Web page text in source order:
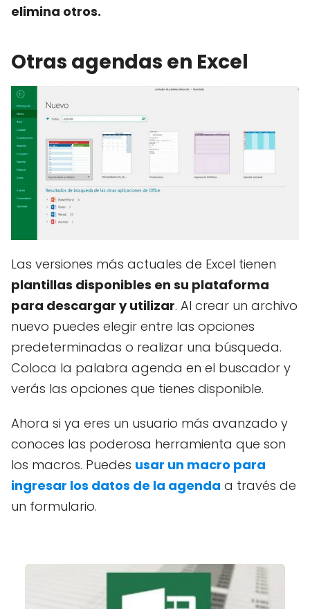
elimina otros.
Otras agendas en Excel
Las versiones más actuales de Excel tienen
plantillas disponibles en su plataforma
para descargar y utilizar. Al crear un archivo
nuevo puedes elegir entre las opciones
predeterminadas o realizar una búsqueda.
Coloca la palabra agenda en el buscador y
verás las opciones que tienes disponible.
Ahora si ya eres un usuario más avanzado y
conoces las poderosa herramienta que son
los macros. Puedes usar un macro para
ingresar los datos de la agenda a través de
un formulario.